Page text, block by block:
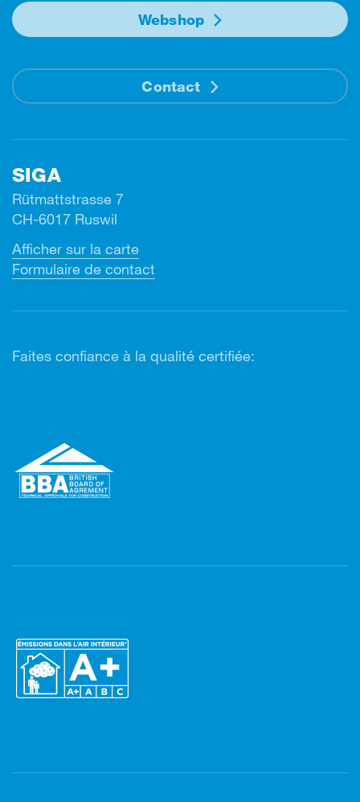
Webshop
Contact
SIGA
Rütmattstrasse 7
CH-6017 Ruswil
Afficher sur la carte
Formulaire de contact
Faites confiance à la qualité certifiée: